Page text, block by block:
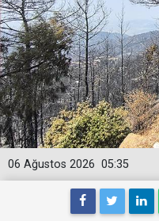
05:35
06 Ağustos 2026